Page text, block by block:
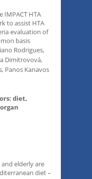
IMPACT HTA
to assist HTA
evaluation of
basis
Rodrigues,
Dimitrovová,
Panos Kanavos
diet,
elderly are
diet –